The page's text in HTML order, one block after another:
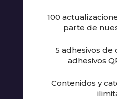
100
parte de
5 adhesivos de
adhesivos
Contenidos y